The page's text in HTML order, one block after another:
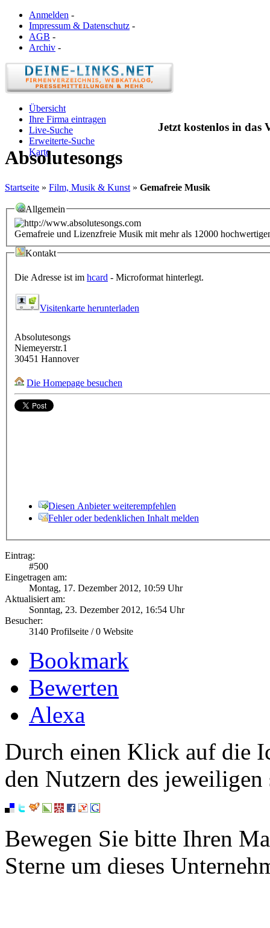
Anmelden -
Impressum & Datenschutz -
AGB -
Archiv -
Übersicht
Ihre Firma eintragen
Live-Suche
Erweiterte-Suche
Karte
Jetzt kostenlos in das
Absolutesongs
Startseite » Film, Musik & Kunst » Gemafreie Musik
Allgemein
Gemafreie und Lizenzfreie Musik mit mehr als 12000
Kontakt
Die Adresse ist im hcard - Microformat hinterlegt.
Visitenkarte herunterladen
Absolutesongs
Niemeyerstr.1
30451 Hannover
Die Homepage besuchen
Diesen Anbieter weiterempfehlen
Fehler oder bedenklichen Inhalt melden
Eintrag:
#500
Eingetragen am:
Montag, 17. Dezember 2012, 10:59 Uhr
Aktualisiert am:
Sonntag, 23. Dezember 2012, 16:54 Uhr
Besucher:
3140 Profilseite /0 Website
Bookmark
Bewerten
Alexa
Durch einen Klick auf die
den Nutzern des
Bewegen Sie bitte Ihren
Sterne um dieses